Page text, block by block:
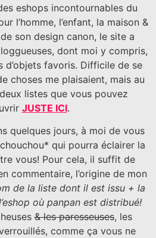
eshops incontournables du
l’homme, l’enfant, la maison &
son design canon, le site a
dont moi y compris,
d’objets favoris. Difficile de se
choses me plaisaient, mais au
listes que vous pouvez
JUSTE ICI.
quelques jours, à moi de vous
qui pourra éclairer la
vous! Pour cela, il suffit de
commentaire, l’origine de mon
de la liste dont il est issu + la
où panpan est distribué!
& les paresseuses, les
comme ça vous ne